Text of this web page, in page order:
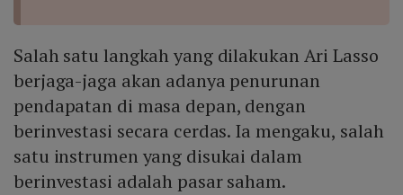
Salah satu langkah yang dilakukan Ari Lasso
berjaga-jaga akan adanya penurunan
pendapatan di masa depan, dengan
berinvestasi secara cerdas. Ia mengaku, salah
satu instrumen yang disukai dalam
berinvestasi adalah pasar saham.